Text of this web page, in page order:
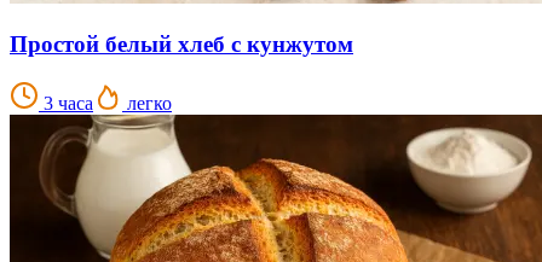
Простой белый хлеб с кунжутом
3 часа легко